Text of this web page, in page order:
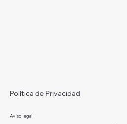
Política de Privacidad
Aviso legal